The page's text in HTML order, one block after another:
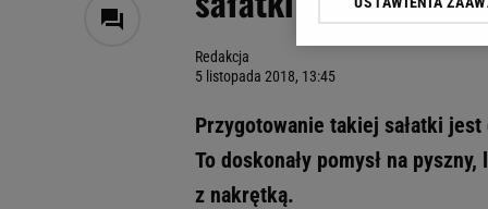
Redakcja
5 listopada 2018, 13:45
Przygotowanie takiej sałatki
To doskonały pomysł na
z nakrętką.
Klikając „Akceptuję”
odnośnik „Ustawienia
My, nasi Zaufani
Użycie dokładnych